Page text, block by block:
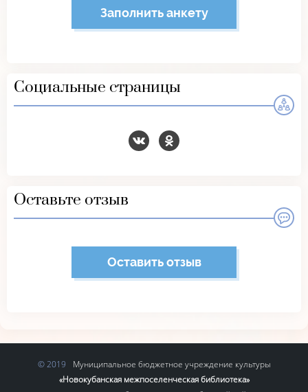
Заполнить анкету
Социальные страницы
Оставьте отзыв
Оставить отзыв
Муниципальное бюджетное учреждение культуры
«Новокубанская межпоселенческая библиотека»